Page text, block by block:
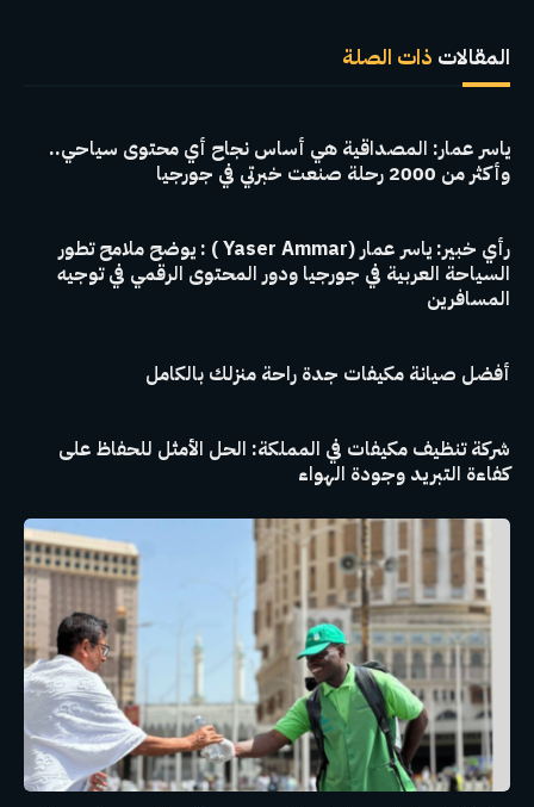
المقالات ذات الصلة
ياسر عمار: المصداقية هي أساس نجاح أي محتوى سياحي..
وأكثر من 2000 رحلة صنعت خبرتي في جورجيا
رأي خبير: ياسر عمار (Yaser Ammar ) : يوضح ملامح تطور
السياحة العربية في جورجيا ودور المحتوى الرقمي في توجيه
المسافرين
أفضل صيانة مكيفات جدة راحة منزلك بالكامل
شركة تنظيف مكيفات في المملكة: الحل الأمثل للحفاظ على
كفاءة التبريد وجودة الهواء